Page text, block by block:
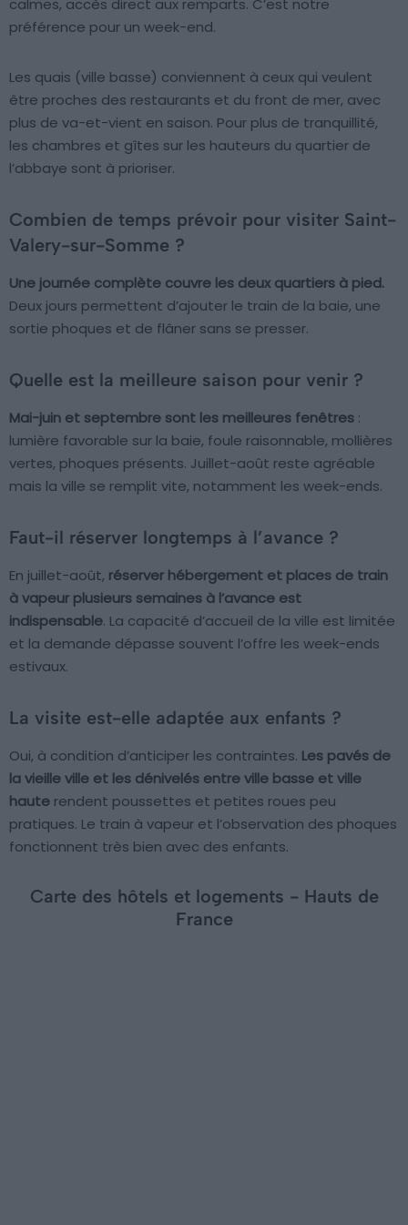
préférence pour un week-end.
Les quais (ville basse) conviennent à ceux qui veulent
être proches des restaurants et du front de mer, avec
plus de va-et-vient en saison. Pour plus de tranquillité,
les chambres et gîtes sur les hauteurs du quartier de
l’abbaye sont à prioriser.
Combien de temps prévoir pour visiter Saint-
Valery-sur-Somme ?
Une journée complète couvre les deux quartiers à pied.
Deux jours permettent d’ajouter le train de la baie, une
sortie phoques et de flâner sans se presser.
Quelle est la meilleure saison pour venir ?
Mai-juin et septembre sont les meilleures fenêtres :
lumière favorable sur la baie, foule raisonnable, mollières
vertes, phoques présents. Juillet-août reste agréable
mais la ville se remplit vite, notamment les week-ends.
Faut-il réserver longtemps à l’avance ?
En juillet-août, réserver hébergement et places de train
à vapeur plusieurs semaines à l’avance est
indispensable. La capacité d’accueil de la ville est limitée
et la demande dépasse souvent l’offre les week-ends
estivaux.
La visite est-elle adaptée aux enfants ?
Oui, à condition d’anticiper les contraintes. Les pavés de
la vieille ville et les dénivelés entre ville basse et ville
haute rendent poussettes et petites roues peu
pratiques. Le train à vapeur et l’observation des phoques
fonctionnent très bien avec des enfants.
Carte des hôtels et logements - Hauts de
France